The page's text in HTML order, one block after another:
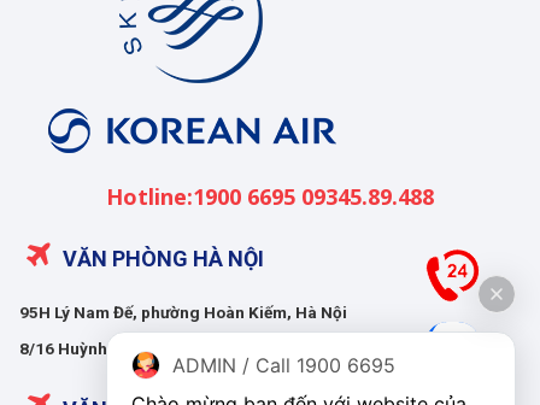
Hotline:1900 6695 09345.89.488
VĂN PHÒNG HÀ NỘI
95H Lý Nam Đế, phường Hoàn Kiếm, Hà Nội
8/16 Huỳnh Thúc Kháng, phường Giảng Võ, Hà Nội
ADMIN / Call 1900 6695